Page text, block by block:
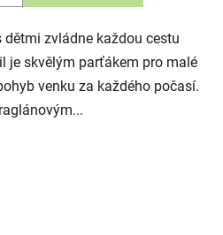
zvládne každou cestu
je skvělým parťákem pro malé
venku za každého počasí.